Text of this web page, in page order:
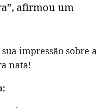
afirmou um
impressão sobre a
nata!